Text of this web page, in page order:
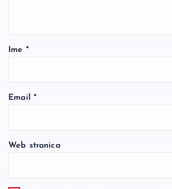
Ime *
Email *
Web stranica